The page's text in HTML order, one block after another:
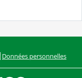
Données personnelles